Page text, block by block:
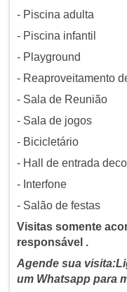
- Piscina adulta
- Piscina infantil
- Playground
- Reaproveitamento
- Sala de Reunião
- Sala de jogos
- Bicicletário
- Hall de entrada
- Interfone
- Salão de festas
Visitas somente
responsável .
Agende sua
um Whatsapp para